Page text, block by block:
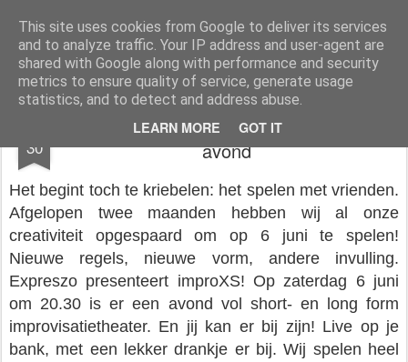
This site uses cookies from Google to deliver its services
and to analyze traffic. Your IP address and user-agent are
shared with Google along with performance and security
metrics to ensure quality of service, generate usage
statistics, and to detect and address abuse.
LEARN MORE GOT IT
Expreszo Theatersport De leukste theatersportgroep in Hoorn
Pages
30
improXS! Short- en longform improvisatie
avond
Het begint toch te kriebelen: het spelen met vrienden.
Afgelopen twee maanden hebben wij al onze
creativiteit opgespaard om op 6 juni te spelen!
Nieuwe regels, nieuwe vorm, andere invulling.
Expreszo presenteert improXS! Op zaterdag 6 juni
om 20.30 is er een avond vol short- en long form
improvisatietheater. En jij kan er bij zijn! Live op je
bank, met een lekker drankje er bij. Wij spelen heel